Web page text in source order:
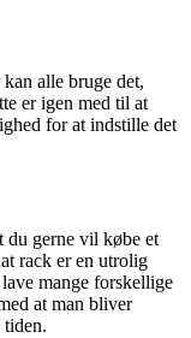
alle bruge det,
er igen med til at
for at indstille det
du gerne vil købe et
rack er en utrolig
mange forskellige
at man bliver
tiden.